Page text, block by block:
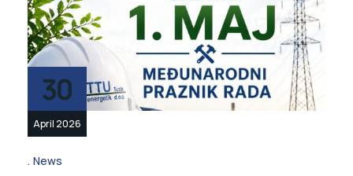
30
April 2026
News